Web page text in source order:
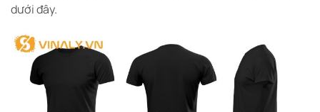
dưới đây.